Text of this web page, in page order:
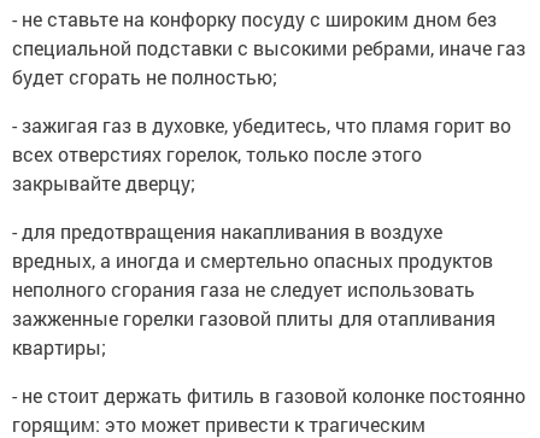
- не ставьте на конфорку посуду с широким дном без
специальной подставки с высокими ребрами, иначе газ
будет сгорать не полностью;
- зажигая газ в духовке, убедитесь, что пламя горит во
всех отверстиях горелок, только после этого
закрывайте дверцу;
- для предотвращения накапливания в воздухе
вредных, а иногда и смертельно опасных продуктов
неполного сгорания газа не следует использовать
зажженные горелки газовой плиты для отапливания
квартиры;
- не стоит держать фитиль в газовой колонке постоянно
горящим: это может привести к трагическим